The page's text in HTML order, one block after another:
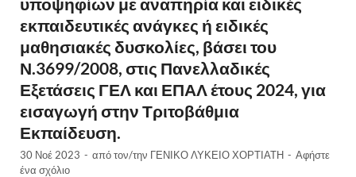
εκπαιδευτικές ανάγκες ή ειδικές
μαθησιακές δυσκολίες, βάσει του
Ν.3699/2008, στις Πανελλαδικές
Εξετάσεις ΓΕΛ και ΕΠΑΛ έτους 2024, για
εισαγωγή στην Τριτοβάθμια
Εκπαίδευση.
30 Νοέ 2023 - από τον/την ΓΕΝΙΚΟ ΛΥΚΕΙΟ ΧΟΡΤΙΑΤΗ - Αφήστε
ένα σχόλιο